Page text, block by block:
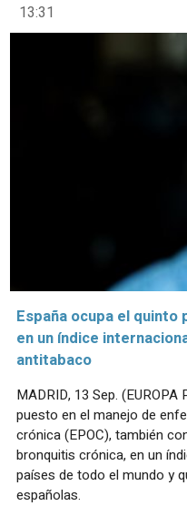
13:31
España ocupa el quinto
en un índice
antitabaco
MADRID, 13 Sep.
puesto en el manejo de
crónica (EPOC), también
bronquitis crónica, en un
países de todo el mundo y
españolas.